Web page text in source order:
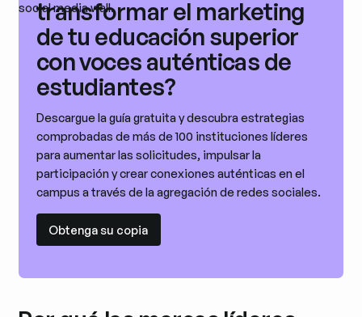
transformar el marketing
de tu educación superior
con voces auténticas de
estudiantes?
Descargue la guía gratuita y descubra estrategias
comprobadas de más de 100 instituciones líderes
para aumentar las solicitudes, impulsar la
participación y crear conexiones auténticas en el
campus a través de la agregación de redes sociales.
Obtenga su copia
Obtenga su copia